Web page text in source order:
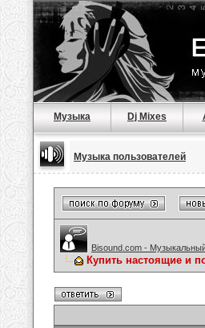
Музыка Dj Mixes
Музыка пользователей
Bisound.com -
Купить настоящие и